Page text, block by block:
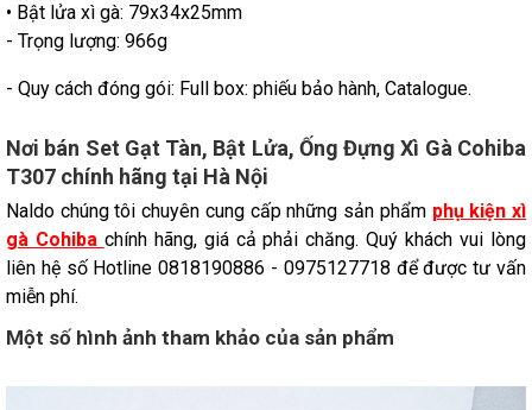
• Bật lửa xì gà: 79x34x25mm
- Trọng lượng: 966g
- Quy cách đóng gói: Full box: phiếu bảo hành, Catalogue.
Nơi bán Set Gạt Tàn, Bật Lửa, Ống Đựng Xì Gà Cohiba
T307 chính hãng tại Hà Nội
Naldo chúng tôi chuyên cung cấp những sản phẩm phụ kiện xì
gà Cohiba chính hãng, giá cả phải chăng. Quý khách vui lòng
liên hệ số Hotline 0818190886 - 0975127718 để được tư vấn
miễn phí.
Một số hình ảnh tham khảo của sản phẩm